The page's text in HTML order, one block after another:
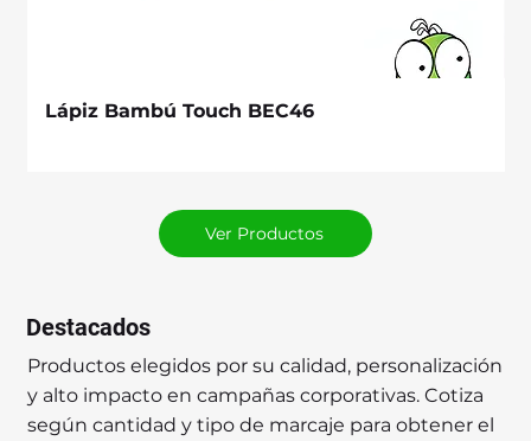
Ver Productos
Lápiz Bambú Touch BEC46
Destacados
Productos elegidos por su calidad, personalización
y alto impacto en campañas corporativas. Cotiza
según cantidad y tipo de marcaje para obtener el